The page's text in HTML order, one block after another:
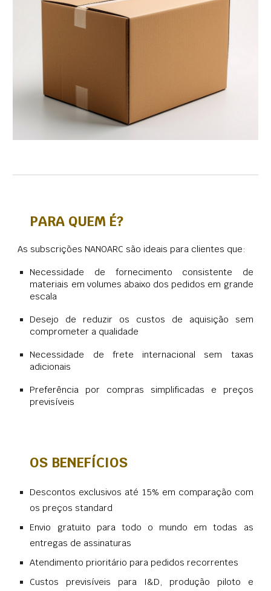
PARA QUEM É?
As subscrições NANOARC são ideais para clientes que:
Necessidade de fornecimento consistente de
materiais em volumes abaixo dos pedidos em grande
escala
Desejo de reduzir os custos de aquisição sem
comprometer a qualidade
Necessidade de frete internacional sem taxas
adicionais
Preferência por compras simplificadas e preços
previsíveis
OS BENEFÍCIOS
Descontos exclusivos até 15% em comparação com
os preços standard
Envio gratuito para todo o mundo em todas as
entregas de assinaturas
Atendimento prioritário para pedidos recorrentes
Custos previsíveis para I&D, produção piloto e